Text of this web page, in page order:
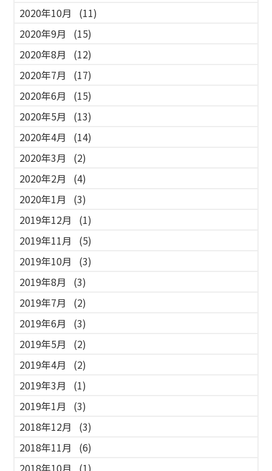
2020年10月
(11)
2020年9月
(15)
2020年8月
(12)
2020年7月
(17)
2020年6月
(15)
2020年5月
(13)
2020年4月
(14)
2020年3月
(2)
2020年2月
(4)
2020年1月
(3)
2019年12月
(1)
2019年11月
(5)
2019年10月
(3)
2019年8月
(3)
2019年7月
(2)
2019年6月
(3)
2019年5月
(2)
2019年4月
(2)
2019年3月
(1)
2019年1月
(3)
2018年12月
(3)
2018年11月
(6)
2018年10月
(1)